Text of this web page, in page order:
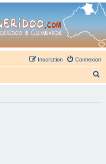
- retrouvez la communauté.
Connexion
Inscription